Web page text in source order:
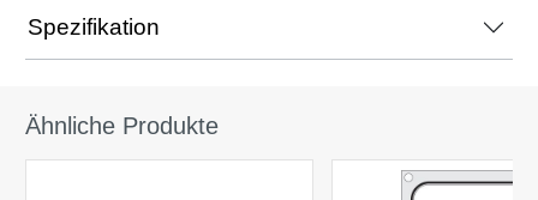
Spezifikation
Ähnliche Produkte